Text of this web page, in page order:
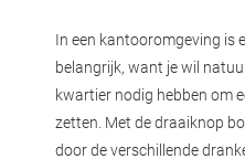
In een kantooromgeving is
belangrijk, want je wil
kwartier nodig hebben om
zetten. Met de draaiknop
door de verschillende